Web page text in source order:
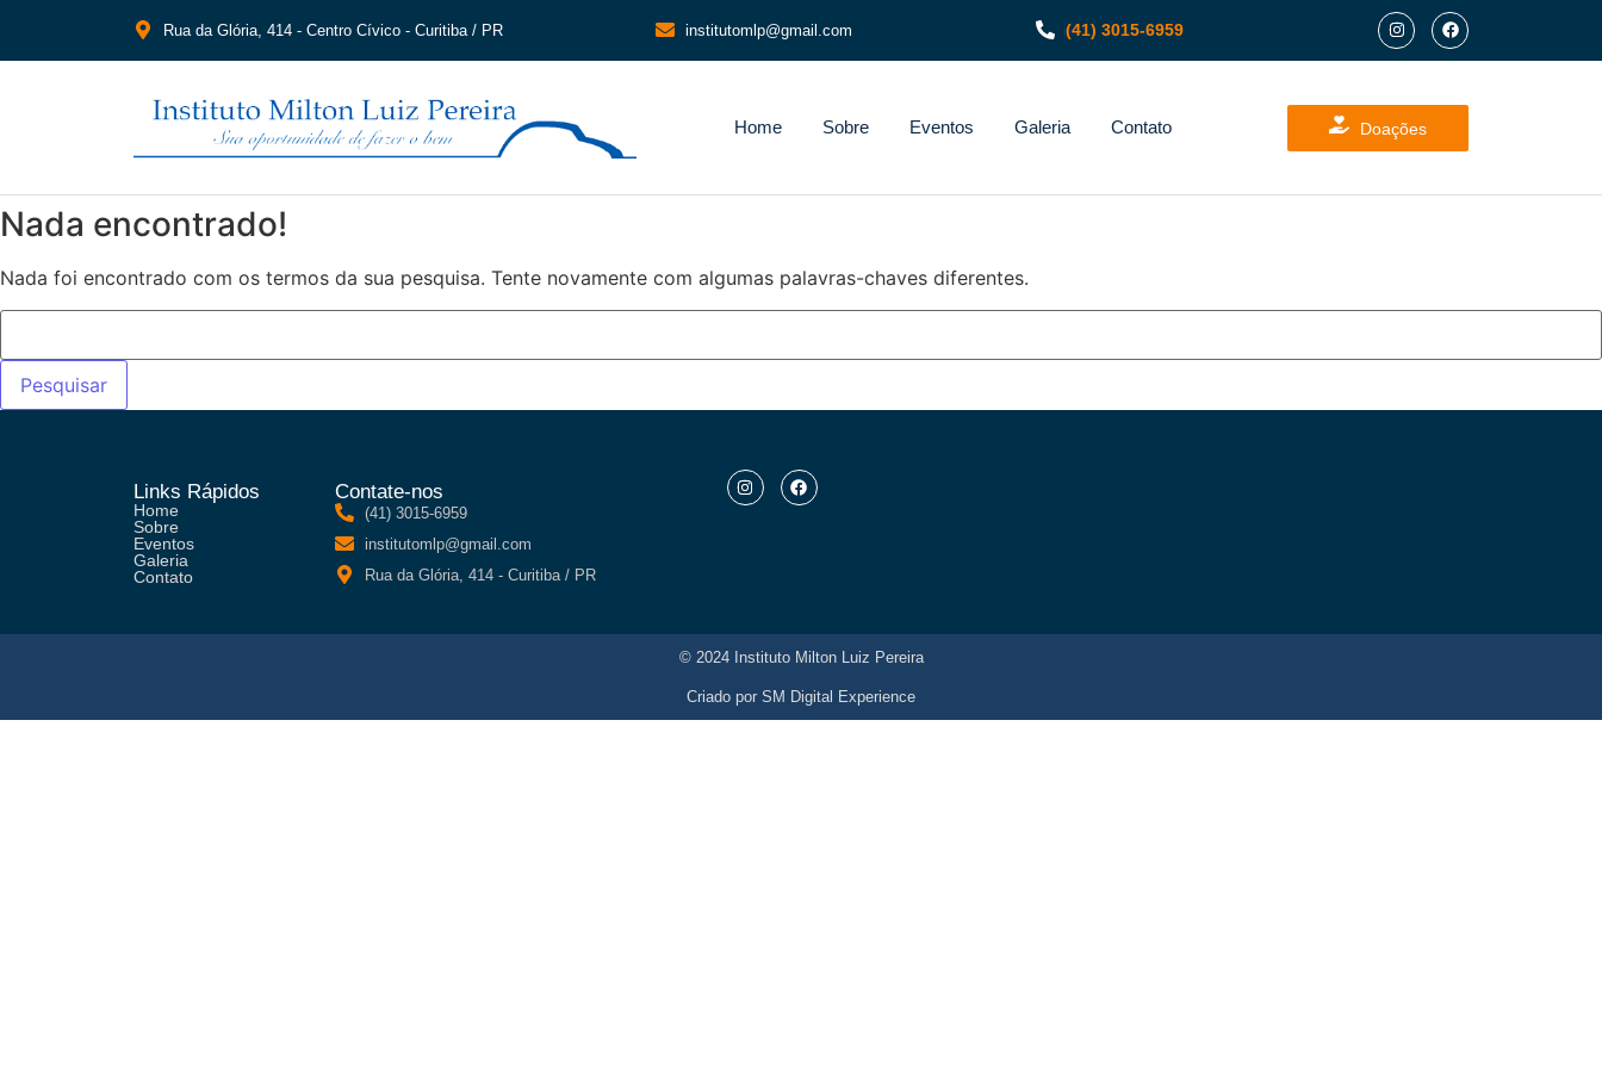
Rua da Glória, 414 - Centro Cívico - Curitiba / PR institutomlp@gmail.com (41) 3015-6959
Home Sobre Eventos Galeria Contato Doações
Nada encontrado!
Nada foi encontrado com os termos da sua pesquisa. Tente novamente com algumas palavras-chaves diferentes.
Links Rápidos
Home
Sobre
Eventos
Galeria
Contato
Contate-nos
(41) 3015-6959
institutomlp@gmail.com
Rua da Glória, 414 - Curitiba / PR
© 2024 Instituto Milton Luiz Pereira
Criado por SM Digital Experience